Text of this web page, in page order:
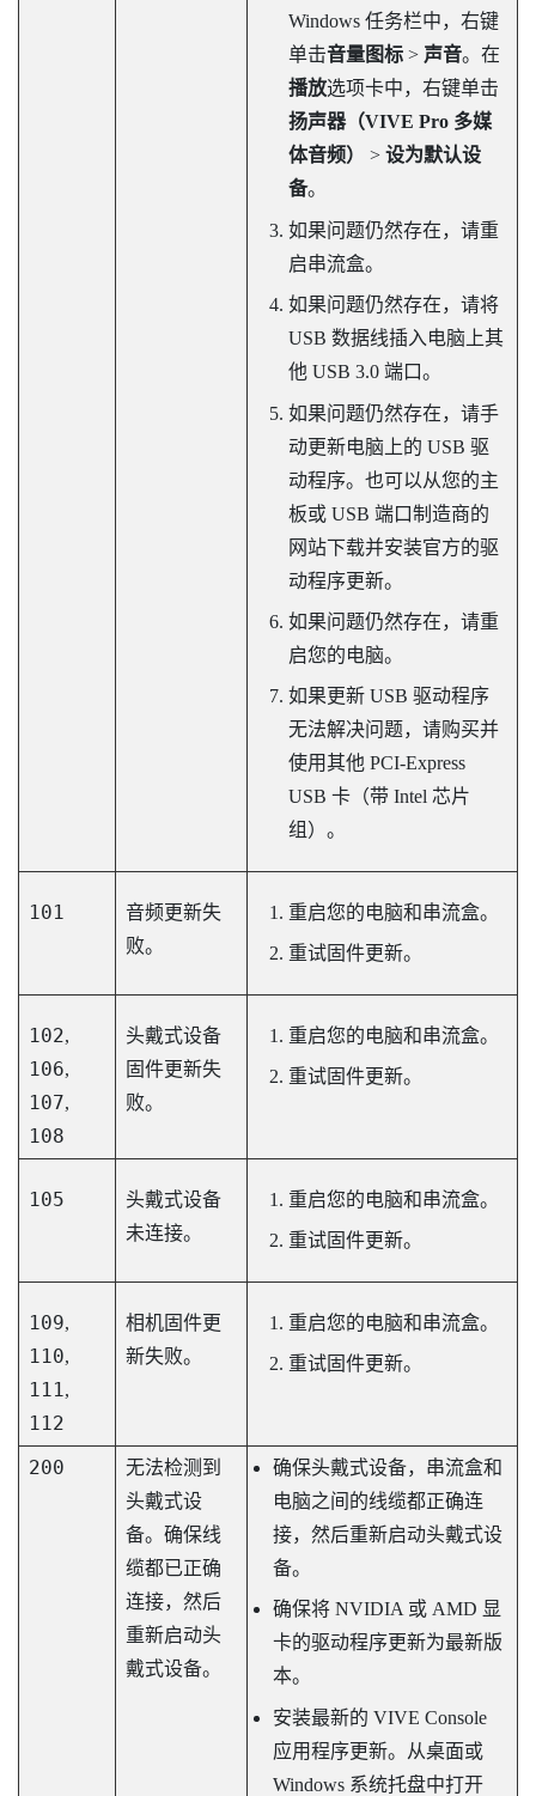
Windows任务栏中，右键
单击音量图标> 声音。在
播放选项卡中，右键单击
扬声器（VIVE Pro 多媒
体音频）
> 设为默认设
备。
如果问题仍然存在，请重
启串流盒。
如果问题仍然存在，请将
USB 数据线插入电脑上其
他 USB 3.0 端口。
如果问题仍然存在，请手
动更新电脑上的 USB 驱
动程序。也可以从您的主
板或 USB 端口制造商的
网站下载并安装官方的驱
动程序更新。
如果问题仍然存在，请重
启您的电脑。
如果更新 USB 驱动程序
无法解决问题，请购买并
使用其他 PCI-Express
USB 卡（带 Intel 芯片
组）。
101
音频更新失
败。
重启您的电脑和串流盒。
重试固件更新。
102,
106,
107,
108
头戴式设备
固件更新失
败。
重启您的电脑和串流盒。
重试固件更新。
105
头戴式设备
未连接。
重启您的电脑和串流盒。
重试固件更新。
109,
110,
111,
112
相机固件更
新失败。
重启您的电脑和串流盒。
重试固件更新。
200
无法检测到
头戴式设
备。确保线
缆都已正确
连接，然后
重新启动头
戴式设备。
确保头戴式设备，串流盒和
电脑之间的线缆都正确连
接，然后重新启动头戴式设
备。
确保将 NVIDIA 或 AMD 显
卡的驱动程序更新为最新版
本。
安装最新的 VIVE Console
应用程序更新。从桌面或
Windows系统托盘中打开